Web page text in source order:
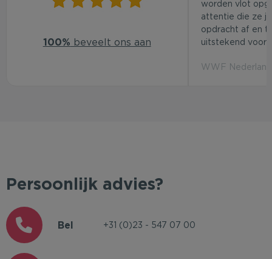
100% beveelt ons aan
worden vlot
attentie die ze
opdracht af en
uitstekend voor
WWF
Persoonlijk advies?
Bel +31 (0)23 - 547 07 00